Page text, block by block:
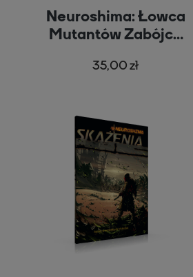
Neuroshima: Łowca
Mutantów Zabójca
35,00 zł